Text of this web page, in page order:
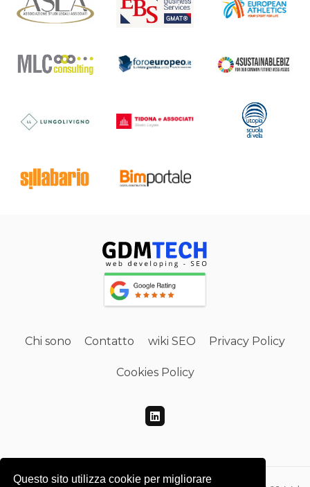
Questo sito utilizza cookie per migliorare
Chi sono Contatto wiki SEO Privacy Policy
Cookies Policy